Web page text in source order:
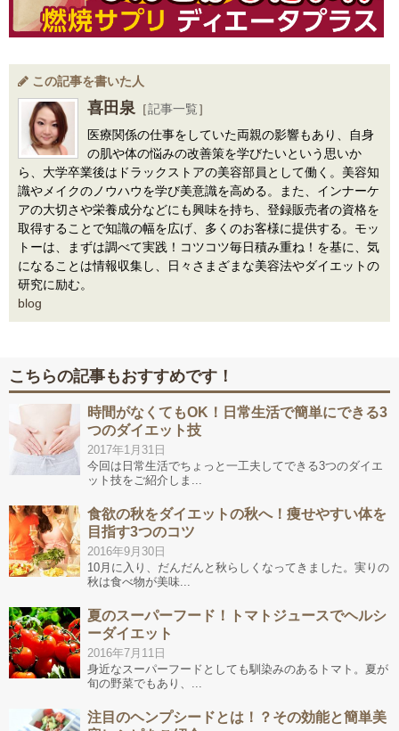
この記事を書いた人
喜田泉 ［記事一覧］
医療関係の仕事をしていた両親の影響もあり、自身
の肌や体の悩みの改善策を学びたいという思いか
ら、大学卒業後はドラックストアの美容部員として働く。美容知
識やメイクのノウハウを学び美意識を高める。また、インナーケ
アの大切さや栄養成分などにも興味を持ち、登録販売者の資格を
取得することで知識の幅を広げ、多くのお客様に提供する。モッ
トーは、まずは調べて実践！コツコツ毎日積み重ね！を基に、気
になることは情報収集し、日々さまざまな美容法やダイエットの
研究に励む。
blog
こちらの記事もおすすめです！
時間がなくてもOK！日常生活で簡単にできる3
つのダイエット技
2017年1月31日
今回は日常生活でちょっと一工夫してできる3つのダイエ
ット技をご紹介しま...
食欲の秋をダイエットの秋へ！痩せやすい体を
目指す3つのコツ
2016年9月30日
10月に入り、だんだんと秋らしくなってきました。実りの
秋は食べ物が美味...
夏のスーパーフード！トマトジュースでヘルシ
ーダイエット
2016年7月11日
身近なスーパーフードとしても馴染みのあるトマト。夏が
旬の野菜でもあり、...
注目のヘンプシードとは！？その効能と簡単美